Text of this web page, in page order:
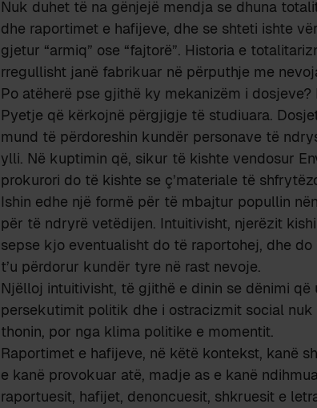
Nuk duhet të na gënjejë mendja se dhuna
dhe raportimet e hafijeve, dhe se shteti ishte
gjetur “armiq” ose “fajtorë”. Historia e
rregullisht janë fabrikuar në përputhje me
Po atëherë pse gjithë ky mekanizëm i
Pyetje që kërkojnë përgjigje të studiuara.
mund të përdoreshin kundër personave të
ylli. Në kuptimin që, sikur të kishte vendosur
prokurori do të kishte se ç’materiale të
Ishin edhe një formë për të mbajtur popullin
për të ndryrë vetëdijen. Intuitivisht, njerëzit
sepse kjo eventualisht do të raportohej, dhe
t’u përdorur kundër tyre në rast nevoje.
Njëlloj intuitivisht, të gjithë e dinin se dënimi
persekutimit politik dhe i ostracizmit social nuk
thonin, por nga klima politike e momentit.
Raportimet e hafijeve, në këtë kontekst, kanë
e kanë provokuar atë, madje as e kanë
raportuesit, hafijet, denoncuesit, shkruesit e